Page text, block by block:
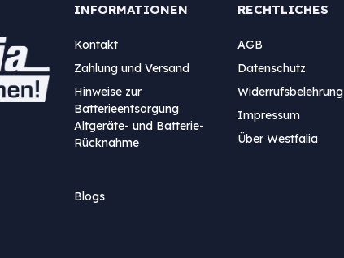
INFORMATIONEN
Kontakt
Zahlung und Versand
Hinweise zur
Batterieentsorgung
Altgeräte- und Batterie-
Rücknahme
Blogs
RECHTLICHES
AGB
Datenschutz
Widerrufsbelehrung
Impressum
Über Westfalia